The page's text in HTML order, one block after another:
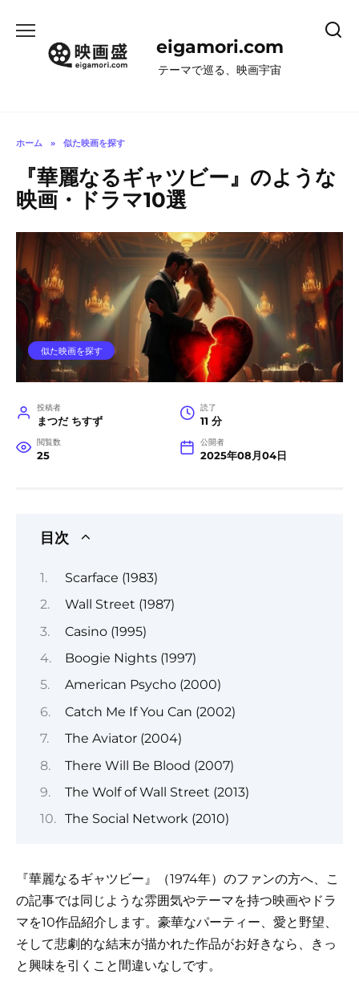
eigamori.com
テーマで巡る、映画宇宙
ホーム » 似た映画を探す
『華麗なるギャツビー』のような
映画・ドラマ10選
似た映画を探す
投稿者
まつだ ちすず
読了
11 分
閲覧数
25
公開者
2025年08月04日
目次
Scarface (1983)
Wall Street (1987)
Casino (1995)
Boogie Nights (1997)
American Psycho (2000)
Catch Me If You Can (2002)
The Aviator (2004)
There Will Be Blood (2007)
The Wolf of Wall Street (2013)
The Social Network (2010)
『華麗なるギャツビー』（1974年）のファンの方へ、こ
の記事では同じような雰囲気やテーマを持つ映画やドラ
マを10作品紹介します。豪華なパーティー、愛と野望、
そして悲劇的な結末が描かれた作品がお好きなら、きっ
と興味を引くこと間違いなしです。